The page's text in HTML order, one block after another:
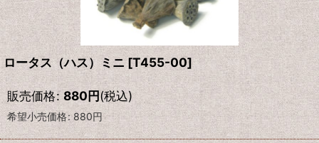
ロータス（ハス）ミニ [T455-00]
販売価格: 880円(税込)
希望小売価格: 880円